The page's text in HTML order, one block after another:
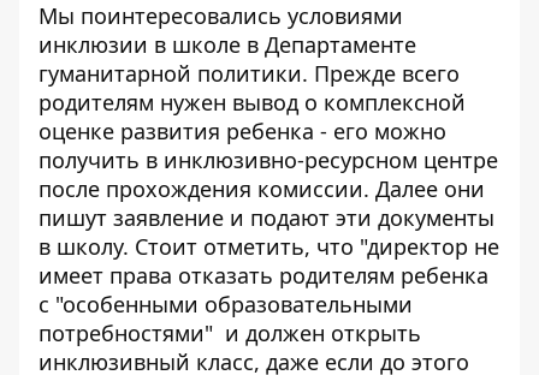
Мы поинтересовались условиями
инклюзии в школе в Департаменте
гуманитарной политики. Прежде всего
родителям нужен вывод о комплексной
оценке развития ребенка - его можно
получить в инклюзивно-ресурсном центре
после прохождения комиссии. Далее они
пишут заявление и подают эти документы
в школу. Стоит отметить, что "директор не
имеет права отказать родителям ребенка
с "особенными образовательными
потребностями" и должен открыть
инклюзивный класс, даже если до этого